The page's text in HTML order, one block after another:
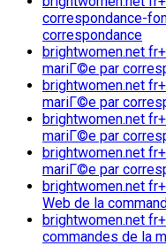
correspondance-
correspondance
brightwomen.net
mariГ©e par
brightwomen.net
mariГ©e par
brightwomen.net
mariГ©e par
brightwomen.net
mariГ©e par
brightwomen.net
Web de la
brightwomen.net
commandes de la